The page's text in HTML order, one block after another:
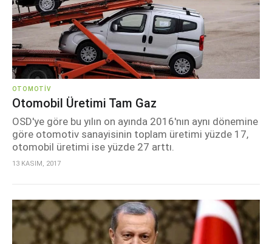
OTOMOTIV
Otomobil Üretimi Tam Gaz
OSD'ye göre bu yılın on ayında 2016'nın aynı dönemine
göre otomotiv sanayisinin toplam üretimi yüzde 17,
otomobil üretimi ise yüzde 27 arttı.
13 KASIM, 2017